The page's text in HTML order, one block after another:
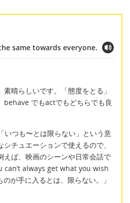
same towards everyone.
晴らしいです。「態度をとる」
behave でもactでもどちらでも良
いつも〜とは限らない」という意
チュエーションで使えるので、
えば、映画のシーンや日常会話で
can’t always get what you wish
が手に入るとは、限らない。」